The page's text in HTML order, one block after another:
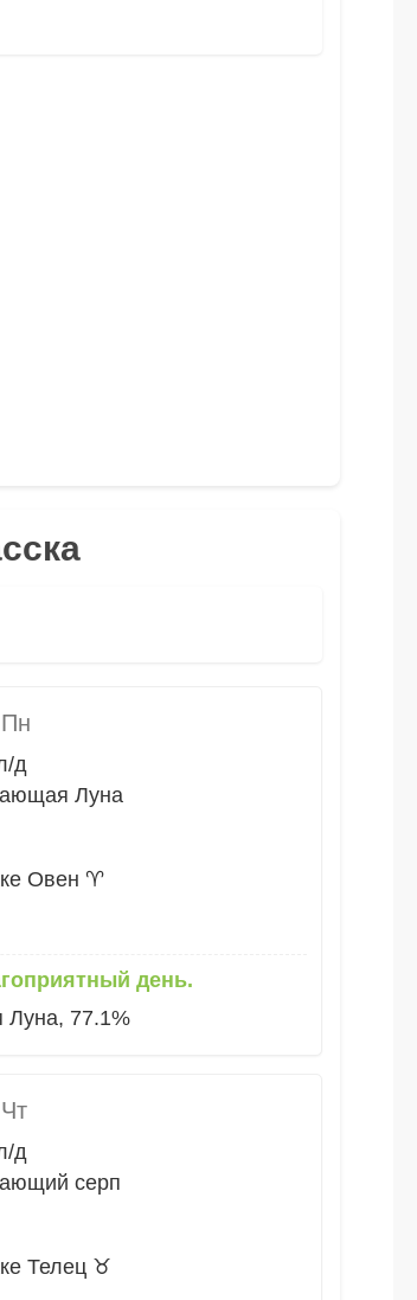
Пн
д
Луна
Овен ♈
день.
77.1%
Чт
д
серп
Телец ♉